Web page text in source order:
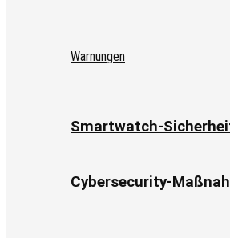
Warnungen
Smartwatch-
Cybersecurity-